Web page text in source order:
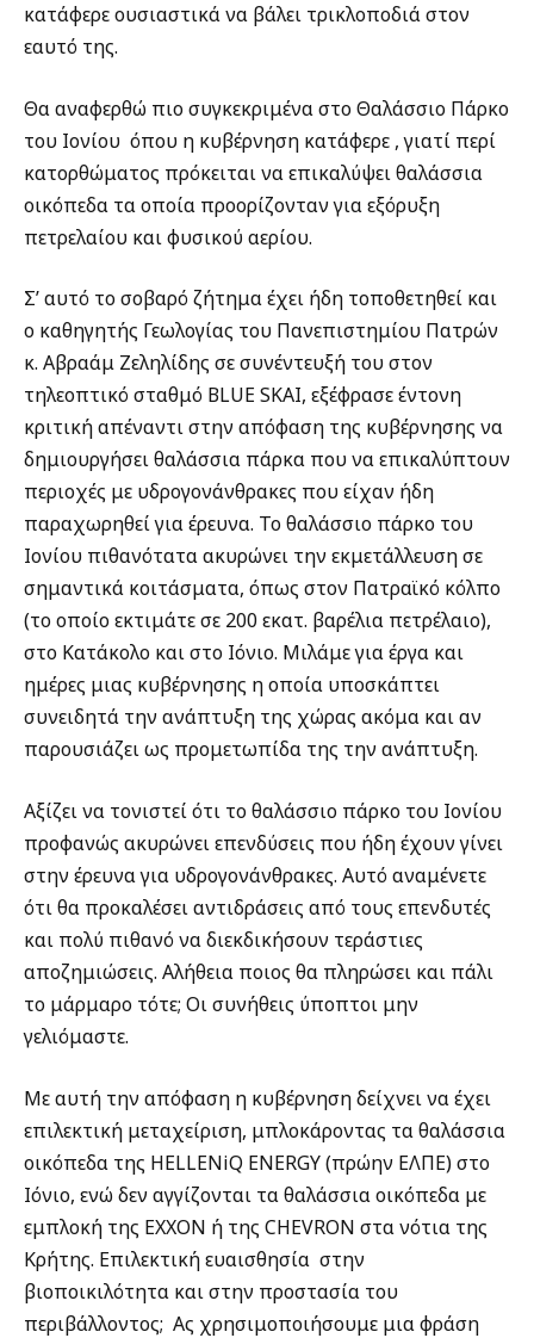
κατάφερε ουσιαστικά να βάλει τρικλοποδιά στον
εαυτό της.
Θα αναφερθώ πιο συγκεκριμένα στο Θαλάσσιο Πάρκο
του Ιονίου όπου η κυβέρνηση κατάφερε , γιατί περί
κατορθώματος πρόκειται να επικαλύψει θαλάσσια
οικόπεδα τα οποία προορίζονταν για εξόρυξη
πετρελαίου και φυσικού αερίου.
Σ’ αυτό το σοβαρό ζήτημα έχει ήδη τοποθετηθεί και
ο καθηγητής Γεωλογίας του Πανεπιστημίου Πατρών
κ. Αβραάμ Ζεληλίδης σε συνέντευξή του στον
τηλεοπτικό σταθμό BLUE SKAI, εξέφρασε έντονη
κριτική απέναντι στην απόφαση της κυβέρνησης να
δημιουργήσει θαλάσσια πάρκα που να επικαλύπτουν
περιοχές με υδρογονάνθρακες που είχαν ήδη
παραχωρηθεί για έρευνα. Το θαλάσσιο πάρκο του
Ιονίου πιθανότατα ακυρώνει την εκμετάλλευση σε
σημαντικά κοιτάσματα, όπως στον Πατραϊκό κόλπο
(το οποίο εκτιμάτε σε 200 εκατ. βαρέλια πετρέλαιο),
στο Κατάκολο και στο Ιόνιο. Μιλάμε για έργα και
ημέρες μιας κυβέρνησης η οποία υποσκάπτει
συνειδητά την ανάπτυξη της χώρας ακόμα και αν
παρουσιάζει ως προμετωπίδα της την ανάπτυξη.
Αξίζει να τονιστεί ότι το θαλάσσιο πάρκο του Ιονίου
προφανώς ακυρώνει επενδύσεις που ήδη έχουν γίνει
στην έρευνα για υδρογονάνθρακες. Αυτό αναμένετε
ότι θα προκαλέσει αντιδράσεις από τους επενδυτές
και πολύ πιθανό να διεκδικήσουν τεράστιες
αποζημιώσεις. Αλήθεια ποιος θα πληρώσει και πάλι
το μάρμαρο τότε; Οι συνήθεις ύποπτοι μην
γελιόμαστε.
Με αυτή την απόφαση η κυβέρνηση δείχνει να έχει
επιλεκτική μεταχείριση, μπλοκάροντας τα θαλάσσια
οικόπεδα της HELLENiQ ENERGY (πρώην ΕΛΠΕ) στο
Ιόνιο, ενώ δεν αγγίζονται τα θαλάσσια οικόπεδα με
εμπλοκή της EXXON ή της CHEVRON στα νότια της
Κρήτης. Επιλεκτική ευαισθησία στην
βιοποικιλότητα και στην προστασία του
περιβάλλοντος; Ας χρησιμοποιήσουμε μια φράση